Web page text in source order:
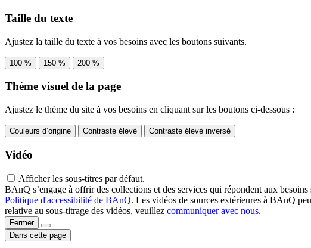
Taille du texte
Ajustez la taille du texte à vos besoins avec les boutons suivants.
100 % 150 % 200 %
Thème visuel de la page
Ajustez le thème du site à vos besoins en cliquant sur les boutons ci-dessous :
Couleurs d’origine Contraste élevé Contraste élevé inversé
Vidéo
Afficher les sous-titres par défaut.
BAnQ s’engage à offrir des collections et des services qui répondent aux
Politique d'accessibilité de BAnQ. Les vidéos de sources extérieures à BAnQ
relative au sous-titrage des vidéos, veuillez communiquer avec nous.
Fermer
Dans cette page